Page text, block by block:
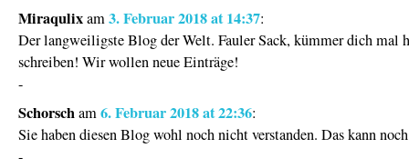
Miraqulixam3. Februar 2018 at 14:37:
Der langweiligste Blog der Welt. Fauler Sack, kümmer dich mal
schreiben! Wir wollen neue Einträge!
-
Schorscham6. Februar 2018 at 22:36:
Sie haben diesen Blog wohl noch nicht verstanden. Das kann
-